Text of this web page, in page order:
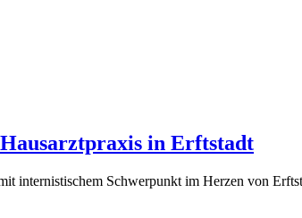
in Erftstadt
internistischem Schwerpunkt im Herzen von